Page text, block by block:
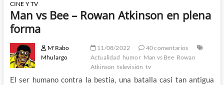
CINE Y TV
Man vs Bee – Rowan Atkinson en plena
forma
M'Rabo
Mhulargo
11/08/2022
40 comentarios
Actualidad humor Man vs Bee Rowan
Atkinson televisión tv
El ser humano contra la bestia, una batalla casi tan antigua